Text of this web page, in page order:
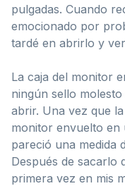
pulgadas. Cuando
emocionado por
tardé en abrirlo y
La caja del monitor
ningún sello
abrir. Una vez que
monitor envuelto
pareció una medida
Después de sacarlo
primera vez en mis